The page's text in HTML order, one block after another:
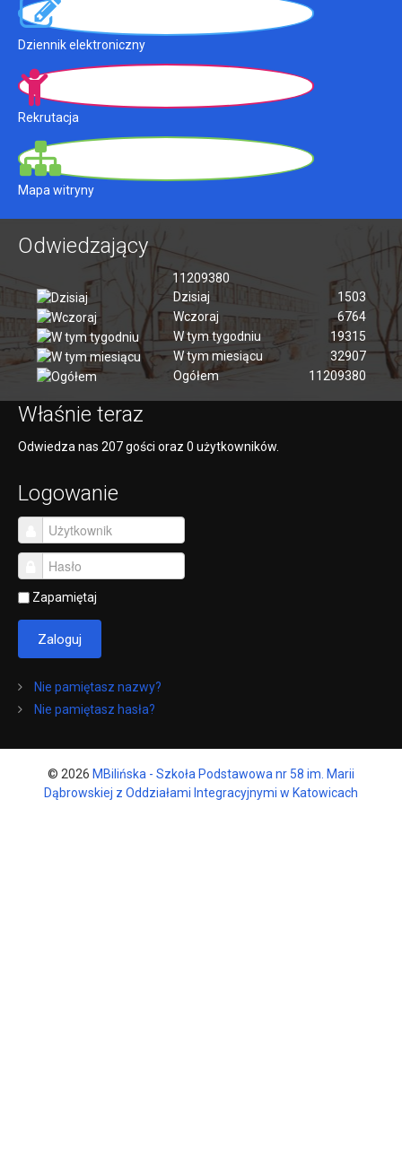
Dziennik elektroniczny
Rekrutacja
Mapa witryny
Odwiedzający
11209380
Dzisiaj
1503
Wczoraj
6764
W tym tygodniu
19315
W tym miesiącu
32907
Ogółem
11209380
Właśnie teraz
Odwiedza nas 207 gości oraz 0 użytkowników.
Logowanie
Zapamiętaj
Zaloguj
Nie pamiętasz nazwy?
Nie pamiętasz hasła?
© 2026 MBilińska - Szkoła Podstawowa nr 58 im. Marii
Dąbrowskiej z Oddziałami Integracyjnymi w Katowicach